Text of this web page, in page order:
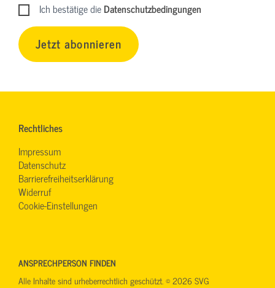
Ich bestätige dieDatenschutzbedingungen
Jetzt abonnieren
Rechtliches
Impressum
Datenschutz
Barrierefreiheitserklärung
Widerruf
Cookie-Einstellungen
ANSPRECHPERSON FINDEN
Alle Inhalte sind urheberrechtlich geschützt. © 2026 SVG